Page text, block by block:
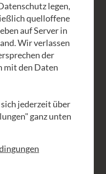
ist wie es
Der Teil der die
seine
und neugierig,
auf
Ein Clown hat
gelernt, was als
was als lächerlich,
Und der
hat, sich
legen,
quelloffene
auf Server in
Wir verlassen
der
mit den Daten
jederzeit über
ganz unten